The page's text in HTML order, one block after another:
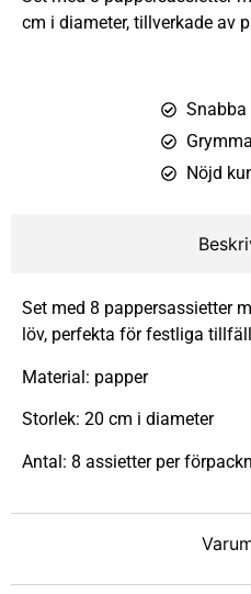
cm i diameter, tillverkade av
Snabba
Nöjd
Set med 8 pappersassietter
löv, perfekta för festliga
Material: papper
Storlek: 20 cm i diameter
Antal: 8 assietter per